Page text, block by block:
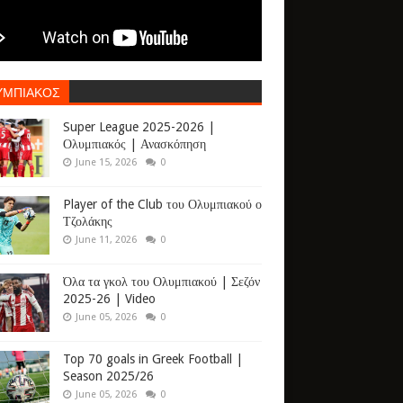
Super League 2025-2026 |
Ολυμπιακός | Ανασκόπηση
June 15, 2026 0
Player of the Club του Ολυμπιακού ο
Τζολάκης
June 11, 2026 0
Όλα τα γκολ του Ολυμπιακού | Σεζόν
2025-26 | Video
June 05, 2026 0
Top 70 goals in Greek Football |
Season 2025/26
June 05, 2026 0